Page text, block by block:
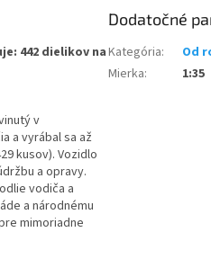
442 dielikov na
v
a vyrábal sa až
kusov). Vozidlo
a opravy.
vodiča a
a národnému
mimoriadne
Dodatočné
Kategória:
Od
Mierka: 1:35